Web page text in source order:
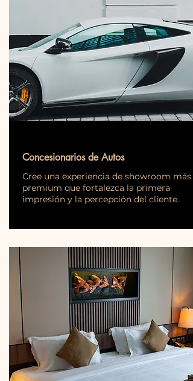
Concesionarios de Autos
Cree una experiencia de showroom más
premium que fortalezca la primera
impresión y la percepción del cliente.